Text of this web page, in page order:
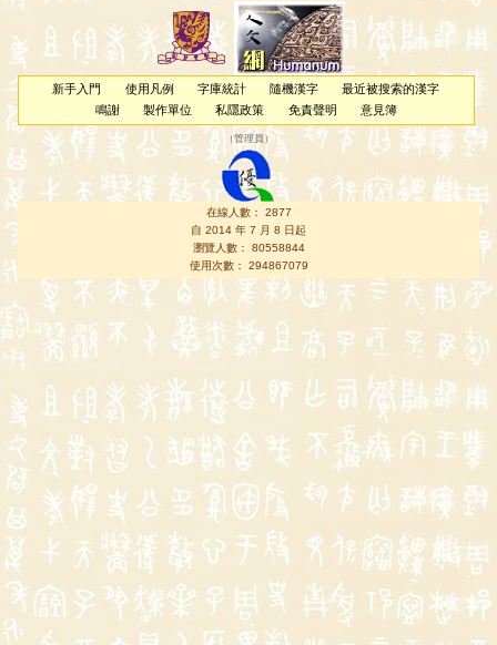
新手入門 使用凡例 字庫統計 隨機漢字
最近被搜索的漢字
鳴謝
製作單位 私隱政策 免責聲明 意見簿
（管理員 ）
在線人數： 2877
自 2014 年 7 月 8 日起
瀏覽人數： 80558844
使用次數： 294867079